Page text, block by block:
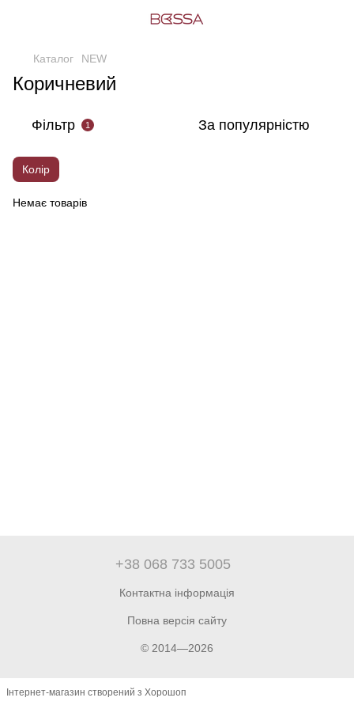
Каталог NEW
Коричневий
Фільтр 1 За популярністю
Колір
Немає товарів
+38 068 733 5005
Контактна інформація
Повна версія сайту
© 2014—2026
Інтернет-магазин створений з Хорошоп